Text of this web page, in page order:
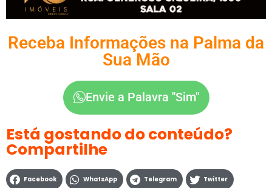
Receba Informações na Palma da
Sua Mão
Envie a Palavra "Sim"
Está gostando do conteúdo?
Compartilhe
Facebook WhatsApp Telegram Twitter